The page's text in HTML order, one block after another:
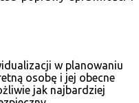
w planowaniu
osobę i jej obecne
jak najbardziej